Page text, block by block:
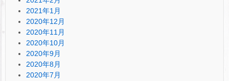
2021年1月
2020年12月
2020年11月
2020年10月
2020年9月
2020年8月
2020年7月